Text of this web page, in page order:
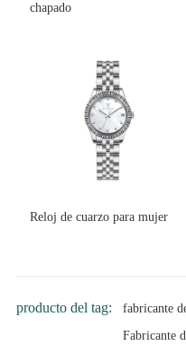
chapado
Reloj de cuarzo para mujer
producto del tag:
fabricante
Fabricante